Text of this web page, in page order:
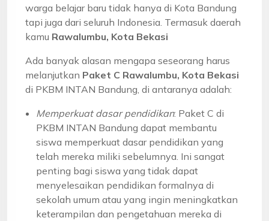
warga belajar baru tidak hanya di Kota Bandung
tapi juga dari seluruh Indonesia. Termasuk daerah
kamu Rawalumbu, Kota Bekasi
Ada banyak alasan mengapa seseorang harus
melanjutkan Paket C Rawalumbu, Kota Bekasi
di PKBM INTAN Bandung, di antaranya adalah:
Memperkuat dasar pendidikan: Paket C di
PKBM INTAN Bandung dapat membantu
siswa memperkuat dasar pendidikan yang
telah mereka miliki sebelumnya. Ini sangat
penting bagi siswa yang tidak dapat
menyelesaikan pendidikan formalnya di
sekolah umum atau yang ingin meningkatkan
keterampilan dan pengetahuan mereka di